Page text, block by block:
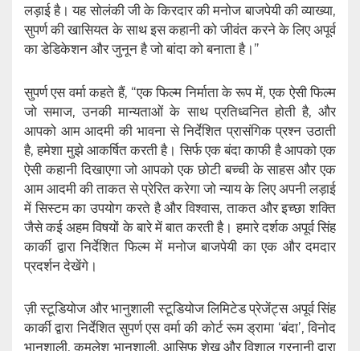
लड़ाई है। यह सोलंकी जी के किरदार की मनोज बाजपेयी की व्याख्या,
सुपर्ण की खासियत के साथ इस कहानी को जीवंत करने के लिए अपूर्व
का डेडिकेशन और जुनून है जो बांदा को बनाता है।”
सुपर्ण एस वर्मा कहते हैं, “एक फिल्म निर्माता के रूप में, एक ऐसी फिल्म
जो समाज, उनकी मान्यताओं के साथ प्रतिध्वनित होती है, और
आपको आम आदमी की भावना से निर्देशित प्रासंगिक प्रश्न उठाती
है, हमेशा मुझे आकर्षित करती है। सिर्फ एक बंदा काफी है आपको एक
ऐसी कहानी दिखाएगा जो आपको एक छोटी बच्ची के साहस और एक
आम आदमी की ताकत से प्रेरित करेगा जो न्याय के लिए अपनी लड़ाई
में सिस्टम का उपयोग करते है और विश्वास, ताकत और इच्छा शक्ति
जैसे कई अहम विषयों के बारे में बात करती है। हमारे दर्शक अपूर्व सिंह
कार्की द्वारा निर्देशित फिल्म में मनोज बाजपेयी का एक और दमदार
प्रदर्शन देखेंगे।
ज़ी स्टूडियोज और भानुशाली स्टूडियोज लिमिटेड प्रेजेंट्स अपूर्व सिंह
कार्की द्वारा निर्देशित सुपर्ण एस वर्मा की कोर्ट रूम ड्रामा ‘बंदा’, विनोद
भानुशाली, कमलेश भानुशाली, आसिफ शेख और विशाल गुरनानी द्वारा